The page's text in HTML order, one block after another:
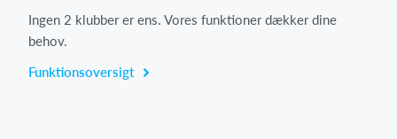
Ingen 2 klubber er ens. Vores funktioner dækker dine
behov.
Funktionsoversigt